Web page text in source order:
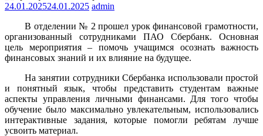
24.01.202524.01.2025 admin
В отделении № 2 прошел урок финансовой грамотности,
организованный сотрудниками ПАО Сбербанк. Основная
цель мероприятия – помочь учащимся осознать важность
финансовых знаний и их влияние на будущее.
На занятии сотрудники Сбербанка использовали простой
и понятный язык, чтобы представить студентам важные
аспекты управления личными финансами. Для того чтобы
обучение было максимально увлекательным, использовались
интерактивные задания, которые помогли ребятам лучше
усвоить материал.